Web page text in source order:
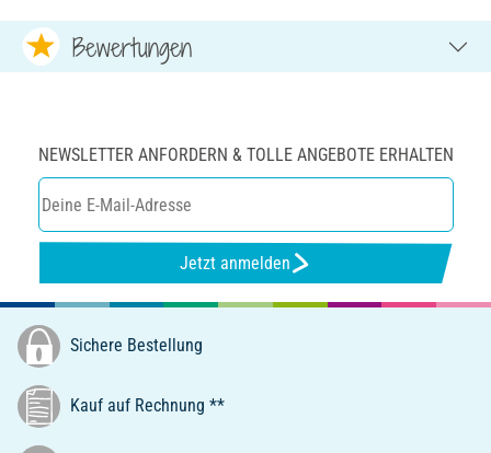
Bewertungen
NEWSLETTER ANFORDERN & TOLLE ANGEBOTE ERHALTEN
Jetzt anmelden
Sichere Bestellung
Kauf auf Rechnung **